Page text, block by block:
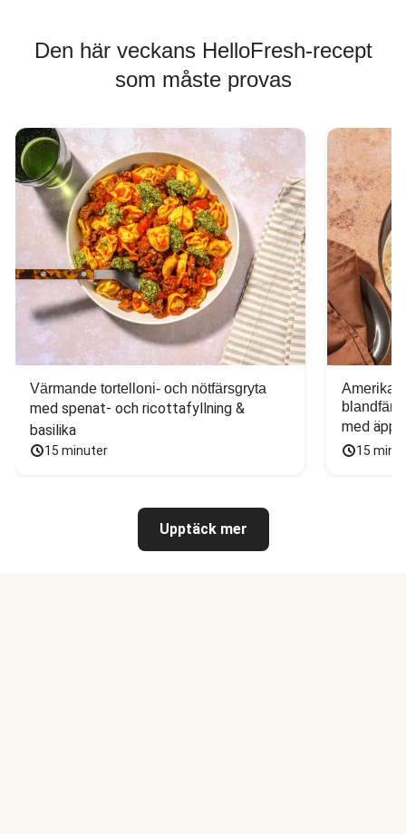
Den här veckans HelloFresh-recept
som måste provas
Värmande tortelloni- och nötfärsgryta
med spenat- och ricottafyllning &
basilika
15 minuter
blandfärs
med
15
Upptäck mer